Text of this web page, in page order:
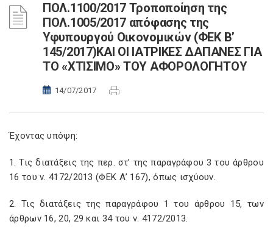
ΠΟΛ.1100/2017 Τροποποίηση της
ΠΟΛ.1005/2017 απόφασης της
Υφυπουργού Οικονομικών (ΦΕΚ Β’
145/2017)ΚΑΙ ΟΙ ΙΑΤΡΙΚΕΣ ΔΑΠΑΝΕΣ ΓΙΑ
ΤΟ «ΧΤΙΣΙΜΟ» ΤΟΥ ΑΦΟΡΟΛΟΓΗΤΟΥ
14/07/2017
Έχοντας υπόψη:
1. Τις διατάξεις της περ. στ’ της παραγράφου 3 του άρθρου
16 του ν. 4172/2013 (ΦΕΚ Α’ 167), όπως ισχύουν.
2. Τις διατάξεις της παραγράφου 1 του άρθρου 15, των
άρθρων 16, 20, 29 και 34 του ν. 4172/2013.